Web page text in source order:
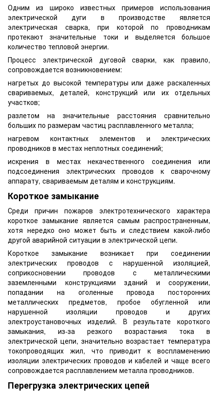
Одним из широко известных примеров использования
электрической дуги в производстве является
электрическая сварка, при которой по проводникам
протекают значительные токи и выделяется большое
количество тепловой энергии.
Процесс электрической дуговой сварки, как правило,
сопровождается возникновением:
нагретых до высокой температуры или даже раскаленных
свариваемых, деталей, конструкций или их отдельных
участков;
разлетом на значительные расстояния сравнительно
больших по размерам частиц расплавленного металла;
нагревом контактных элементов и электрических
проводников в местах неплотных соединений;
искрения в местах некачественного соединения или
подсоединения электрических проводов к сварочному
аппарату, свариваемым деталям и конструкциям.
Короткое замыкание
Среди причин пожаров электротехнического характера
короткое замыкание является самым распространенным,
хотя нередко оно может быть и следствием какой-либо
другой аварийной ситуации в электрической цепи.
Короткое замыкание возникает при соединении
электрических проводов с нарушенной изоляцией,
соприкосновении проводов с металлическими
заземленными конструкциями зданий и сооружении,
попадании на оголенные провода посторонних
металлических предметов, пробое обугленной или
нарушенной изоляции проводов и других
электроустановочных изделий. В результате короткого
замыкания, из-за резкого возрастания тока в
электрической цепи, значительно возрастает температура
токопроводящих жил, что приводит к воспламенению
изоляции электрических проводов и кабелей и чаще всего
сопровождается расплавлением металла проводников.
Перегрузка электрических цепей